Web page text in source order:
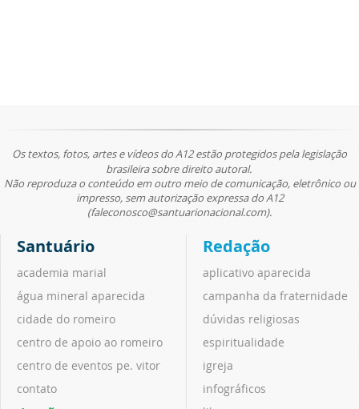
Os textos, fotos, artes e vídeos do A12 estão protegidos pela legislação
brasileira sobre direito autoral.
Não reproduza o conteúdo em outro meio de comunicação, eletrônico ou
impresso, sem autorização expressa do A12
(faleconosco@santuarionacional.com).
Santuário
academia marial
água mineral aparecida
cidade do romeiro
centro de apoio ao romeiro
centro de eventos pe. vitor
contato
Redação
aplicativo aparecida
campanha da fraternidade
dúvidas religiosas
espiritualidade
igreja
infográficos